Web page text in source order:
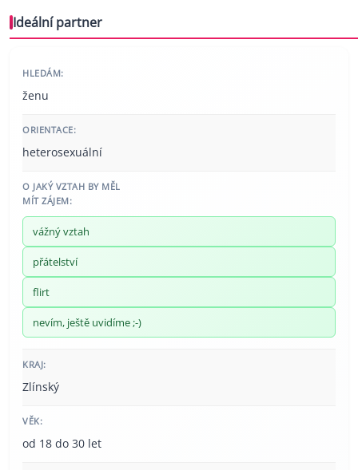
Ideální partner
HLEDÁM:
ženu
ORIENTACE:
heterosexuální
O JAKÝ VZTAH BY MĚL
MÍT ZÁJEM:
vážný vztah
přátelství
flirt
nevím, ještě uvidíme ;-)
KRAJ:
Zlínský
VĚK:
od 18 do 30 let